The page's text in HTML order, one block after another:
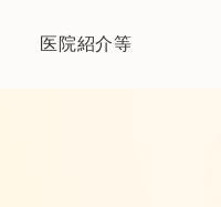
医院紹介等